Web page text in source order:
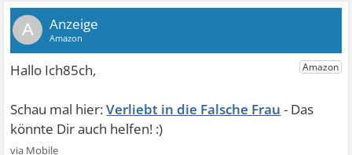
A
Verliebt in die Falsche Frau